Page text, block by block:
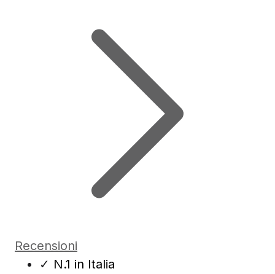
Recensioni
✓ N.1 in Italia